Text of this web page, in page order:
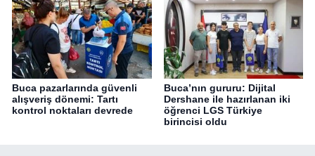
Buca pazarlarında güvenli
alışveriş dönemi: Tartı
kontrol noktaları devrede
Buca’nın gururu: Dijital
Dershane ile hazırlanan iki
öğrenci LGS Türkiye
birincisi oldu